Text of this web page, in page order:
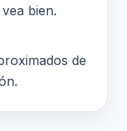
bien.
de